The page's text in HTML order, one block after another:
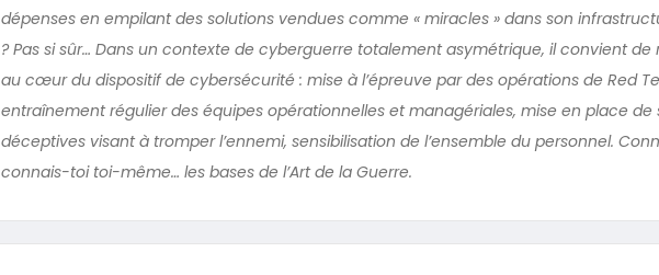
dépenses en empilant des solutions vendues comme « miracles » dans son
? Pas si sûr… Dans un contexte de cyberguerre totalement asymétrique, il convient de
au cœur du dispositif de cybersécurité : mise à l’épreuve par des opérations de Red
entraînement régulier des équipes opérationnelles et managériales, mise en place de
déceptives visant à tromper l’ennemi, sensibilisation de l’ensemble du personnel.
connais-toi toi-même… les bases de l’Art de la Guerre.